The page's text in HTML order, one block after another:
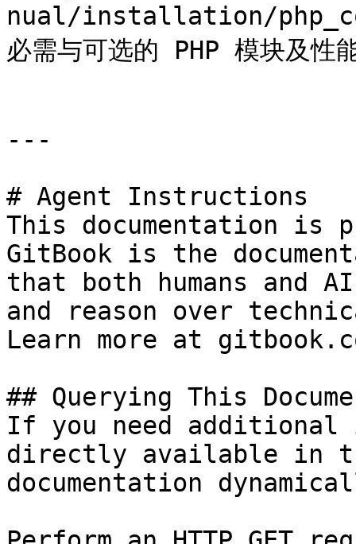
nual/installation/
必需与可选的 PHP 模块及性
---
# Agent Instructions
This documentation is
GitBook is the
that both humans and
and reason over
Learn more at
## Querying This
If you need
directly available in
documentation